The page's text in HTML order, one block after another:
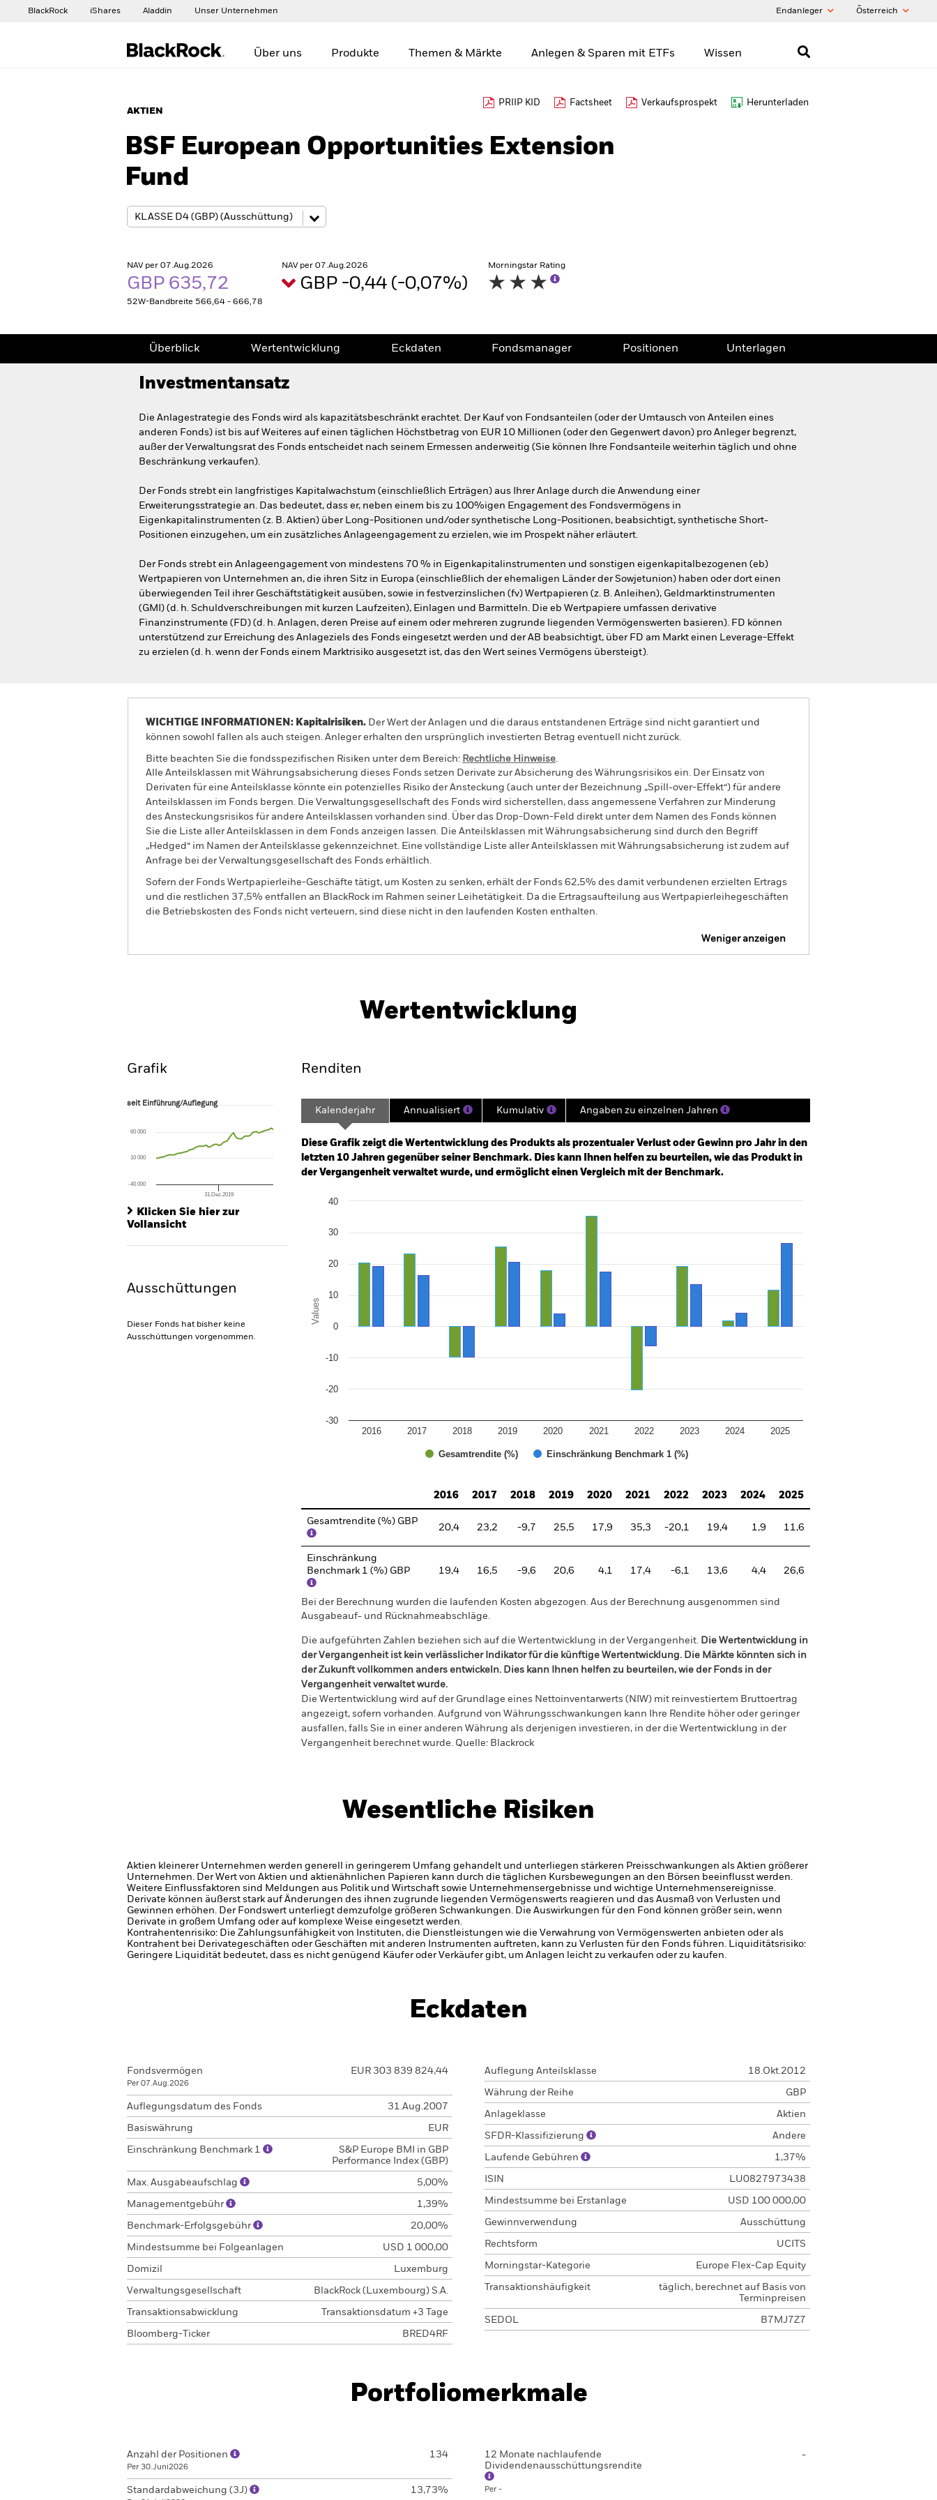
BlackRock iShares Aladdin Unser Unternehmen Endanleger Õsterreich
Über uns Produkte Themen & Märkte Anlegen & Sparen mit ETFs Wissen
AKTIEN
PRIIP KID Factsheet Verkaufsprospekt Herunterladen
BSF European Opportunities Extension
Fund
NAV per 07.Aug.2026
GBP 635,72
52W-Bandbreite 566,64 - 666,78
NAV per 07.Aug.2026
GBP -0,44 (-0,07%)
Morningstar Rating
Überblick Wertentwicklung Eckdaten Fondsmanager Positionen Unterlagen
Investmentansatz
Die Anlagestrategie des Fonds wird als kapazitätsbeschränkt erachtet. Der Kauf von Fondsanteilen (oder der Umtausch von Anteilen eines
anderen Fonds) ist bis auf Weiteres auf einen täglichen Höchstbetrag von EUR 10 Millionen (oder den Gegenwert davon) pro Anleger begrenzt,
außer der Verwaltungsrat des Fonds entscheidet nach seinem Ermessen anderweitig (Sie können Ihre Fondsanteile weiterhin täglich und ohne
Beschränkung verkaufen).
Der Fonds strebt ein langfristiges Kapitalwachstum (einschließlich Erträgen) aus Ihrer Anlage durch die Anwendung einer
Erweiterungsstrategie an. Das bedeutet, dass er, neben einem bis zu 100%igen Engagement des Fondsvermögens in
Eigenkapitalinstrumenten (z. B. Aktien) über Long-Positionen und/oder synthetische Long-Positionen, beabsichtigt, synthetische Short-
Positionen einzugehen, um ein zusätzliches Anlageengagement zu erzielen, wie im Prospekt näher erläutert.
Der Fonds strebt ein Anlageengagement von mindestens 70 % in Eigenkapitalinstrumenten und sonstigen eigenkapitalbezogenen (eb)
Wertpapieren von Unternehmen an, die ihren Sitz in Europa (einschließlich der ehemaligen Länder der Sowjetunion) haben oder dort einen
überwiegenden Teil ihrer Geschäftstätigkeit ausüben, sowie in festverzinslichen (fv) Wertpapieren (z. B. Anleihen), Geldmarktinstrumenten
(GMI) (d. h. Schuldverschreibungen mit kurzen Laufzeiten), Einlagen und Barmitteln. Die eb Wertpapiere umfassen derivative
Finanzinstrumente (FD) (d. h. Anlagen, deren Preise auf einem oder mehreren zugrunde liegenden Vermögenswerten basieren). FD können
unterstützend zur Erreichung des Anlageziels des Fonds eingesetzt werden und der AB beabsichtigt, über FD am Markt einen Leverage-Effekt
zu erzielen (d. h. wenn der Fonds einem Marktrisiko ausgesetzt ist, das den Wert seines Vermögens übersteigt).
WICHTIGE INFORMATIONEN: Kapitalrisiken. Der Wert der Anlagen und die daraus entstandenen Erträge sind nicht garantiert und
können sowohl fallen als auch steigen. Anleger erhalten den ursprünglich investierten Betrag eventuell nicht zurück.
Bitte beachten Sie die fondsspezifischen Risiken unter dem Bereich: Rechtliche Hinweise.
Alle Anteilsklassen mit Währungsabsicherung dieses Fonds setzen Derivate zur Absicherung des Währungsrisikos ein. Der Einsatz von
Derivaten für eine Anteilsklasse könnte ein potenzielles Risiko der Ansteckung (auch unter der Bezeichnung „Spill-over-Effekt“) für andere
Anteilsklassen im Fonds bergen. Die Verwaltungsgesellschaft des Fonds wird sicherstellen, dass angemessene Verfahren zur Minderung
des Ansteckungsrisikos für andere Anteilsklassen vorhanden sind. Über das Drop-Down-Feld direkt unter dem Namen des Fonds können
Sie die Liste aller Anteilsklassen in dem Fonds anzeigen lassen. Die Anteilsklassen mit Währungsabsicherung sind durch den Begriff
„Hedged“ im Namen der Anteilsklasse gekennzeichnet. Eine vollständige Liste aller Anteilsklassen mit Währungsabsicherung ist zudem auf
Anfrage bei der Verwaltungsgesellschaft des Fonds erhältlich.
Sofern der Fonds Wertpapierleihe-Geschäfte tätigt, um Kosten zu senken, erhält der Fonds 62,5% des damit verbundenen erzielten Ertrags
und die restlichen 37,5% entfallen an BlackRock im Rahmen seiner Leihetätigkeit. Da die Ertragsaufteilung aus Wertpapierleihegeschäften
die Betriebskosten des Fonds nicht verteuern, sind diese nicht in den laufenden Kosten enthalten.
Weniger anzeigen
Eckdaten Fondsmanager
Wertentwicklung
Grafik
seit Einführung/Auflegung
The chart has 1 X axis displaying Time. Range: 2012-07-01 00:00:00 to 2026-07-31 00:00:00.
The chart has 1 Y axis displaying values. Range: -500 to 1000.
seit Einführung/Auflegung
31.Dez.2019
-40 000
10 000
60 000
Klicken Sie hier zur
Vollansicht
Ausschüttungen
Dieser Fonds hat bisher keine
Ausschüttungen vorgenommen.
Renditen
Kalenderjahr Annualisiert Kumulativ Angaben zu einzelnen Jahren
Diese Grafik zeigt die Wertentwicklung des Produkts als prozentualer Verlust oder Gewinn pro Jahr in den
letzten 10 Jahren gegenüber seiner Benchmark. Dies kann Ihnen helfen zu beurteilen, wie das Produkt in
der Vergangenheit verwaltet wurde, und ermöglicht einen Vergleich mit der Benchmark.
Bar chart with 2 data series.
The chart has 1 Y axis displaying Values. Range: -30 to 40.
Values
Gesamtrendite (%) Einschränkung Benchmark 1 (%)
2016 2017 2018 2019 2020 2021 2022 2023 2024 2025
-30
-20
-10
0
10
20
30
40
2016
2017 2018 2019 2020 2021 2022 2023 2024 2025
Gesamtrendite (%) GBP
20,4 23,2 -9,7 25,5 17,9 35,3 -20,1 19,4 1,9 11,6
Einschränkung
Benchmark 1 (%) GBP
19,4 16,5 -9,6 20,6 4,1 17,4 -6,1 13,6 4,4 26,6
Bei der Berechnung wurden die laufenden Kosten abgezogen. Aus der Berechnung ausgenommen sind
Ausgabeauf- und Rücknahmeabschläge.
Die aufgeführten Zahlen beziehen sich auf die Wertentwicklung in der Vergangenheit. Die Wertentwicklung in
der Vergangenheit ist kein verlässlicher Indikator für die künftige Wertentwicklung. Die Märkte könnten sich in
der Zukunft vollkommen anders entwickeln. Dies kann Ihnen helfen zu beurteilen, wie der Fonds in der
Vergangenheit verwaltet wurde.
Die Wertentwicklung wird auf der Grundlage eines Nettoinventarwerts (NIW) mit reinvestiertem Bruttoertrag
angezeigt, sofern vorhanden. Aufgrund von Währungsschwankungen kann Ihre Rendite höher oder geringer
ausfallen, falls Sie in einer anderen Währung als derjenigen investieren, in der die Wertentwicklung in der
Vergangenheit berechnet wurde. Quelle: Blackrock
Wesentliche Risiken
Aktien kleinerer Unternehmen werden generell in geringerem Umfang gehandelt und unterliegen stärkeren Preisschwankungen als Aktien größerer
Unternehmen. Der Wert von Aktien und aktienähnlichen Papieren kann durch die täglichen Kursbewegungen an den Börsen beeinflusst werden.
Weitere Einflussfaktoren sind Meldungen aus Politik und Wirtschaft sowie Unternehmensergebnisse und wichtige Unternehmensereignisse.
Derivate können äußerst stark auf Änderungen des ihnen zugrunde liegenden Vermögenswerts reagieren und das Ausmaß von Verlusten und
Gewinnen erhöhen. Der Fondswert unterliegt demzufolge größeren Schwankungen. Die Auswirkungen für den Fond können größer sein, wenn
Derivate in großem Umfang oder auf komplexe Weise eingesetzt werden.
Kontrahentenrisiko: Die Zahlungsunfähigkeit von Instituten, die Dienstleistungen wie die Verwahrung von Vermögenswerten anbieten oder als
Kontrahent bei Derivategeschäften oder Geschäften mit anderen Instrumenten auftreten, kann zu Verlusten für den Fonds führen. Liquiditätsrisiko:
Geringere Liquidität bedeutet, dass es nicht genügend Käufer oder Verkäufer gibt, um Anlagen leicht zu verkaufen oder zu kaufen.
Eckdaten
Fondsvermögen
Per 07.Aug.2026
EUR 303 839 824,44
Auflegungsdatum des Fonds 31.Aug.2007
Basiswährung EUR
Einschränkung Benchmark 1
S&P Europe BMI in GBP
Performance Index (GBP)
Max. Ausgabeaufschlag 5,00%
Managementgebühr 1,39%
Benchmark-Erfolgsgebühr 20,00%
Mindestsumme bei Folgeanlagen USD 1 000,00
Domizil Luxemburg
Verwaltungsgesellschaft BlackRock (Luxembourg) S.A.
Transaktionsabwicklung Transaktionsdatum +3 Tage
Bloomberg-Ticker BRED4RF
Auflegung Anteilsklasse 18.Okt.2012
Währung der Reihe GBP
Anlageklasse Aktien
SFDR-Klassifizierung Andere
Laufende Gebühren 1,37%
ISIN LU0827973438
Mindestsumme bei Erstanlage USD 100 000,00
Gewinnverwendung Ausschüttung
Rechtsform UCITS
Morningstar-Kategorie Europe Flex-Cap Equity
Transaktionshäufigkeit
täglich, berechnet auf Basis von
Terminpreisen
SEDOL B7MJ7Z7
Portfoliomerkmale
Anzahl der Positionen
Per 30.Juni2026
134
Standardabweichung (3J) 13,73%
12 Monate nachlaufende
Dividendenausschüttungsrendite
Per -
-